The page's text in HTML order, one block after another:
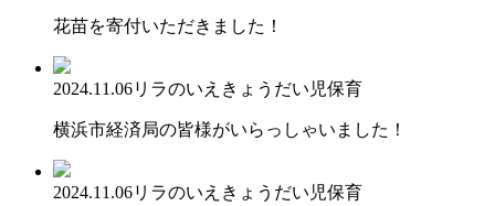
花苗を寄付いただきました！
2024.11.06リラのいえ きょうだい児保育
横浜市経済局の皆様がいらっしゃいました！
2024.11.06リラのいえ きょうだい児保育